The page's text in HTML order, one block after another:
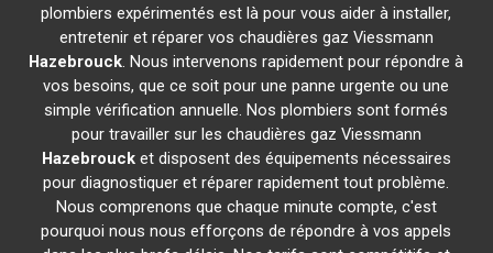
plombiers expérimentés est là pour vous aider à installer,
entretenir et réparer vos chaudières gaz Viessmann
Hazebrouck. Nous intervenons rapidement pour répondre à
vos besoins, que ce soit pour une panne urgente ou une
simple vérification annuelle. Nos plombiers sont formés
pour travailler sur les chaudières gaz Viessmann
Hazebroucket disposent des équipements nécessaires
pour diagnostiquer et réparer rapidement tout problème.
Nous comprenons que chaque minute compte, c'est
pourquoi nous nous efforçons de répondre à vos appels